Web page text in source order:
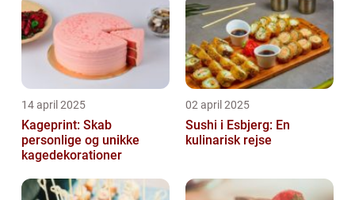
14 april 2025
Kageprint: Skab
personlige og unikke
kagedekorationer
02 april 2025
Sushi i Esbjerg: En
kulinarisk rejse